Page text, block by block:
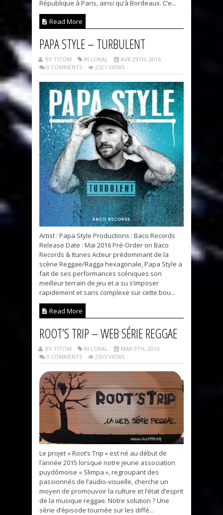
République à Paris, ainsi qu’à Bordeaux. C’e...
Read More
PAPA STYLE – TURBULENT
BY TITOM IN LOKAL
AVR 29TH, 2016
0 COMMENTS
2321 VIEWS
Artist : Papa Style Productions : Baco Records
Release Date : Mai 2016 Pré-Order on Baco
Records & Itunes Acteur prédominant de la
scène Reggae/Ragga hexagonale, Papa Style a
fait de ses performances scéniques son
meilleur terrain de jeu et a su s’imposer
rapidement et sans complexe sur cette bou...
Read More
ROOT’S TRIP – WEB SÉRIE REGGAE
BY TITOM IN LOKAL
MAR 9TH, 2016
0 COMMENTS
2303 VIEWS
Le projet « Root’s Trip » est né au début de
l’année 2015 lorsque notre jeune association
puydômoise « Slimpa », regroupant des
passionnés de l’audio-visuelle, cherche un
moyen de promouvoir la culture et l’état d’esprit
de la musique reggae. Notre solution ? Une
série d’épisode tournée sur les diffé...